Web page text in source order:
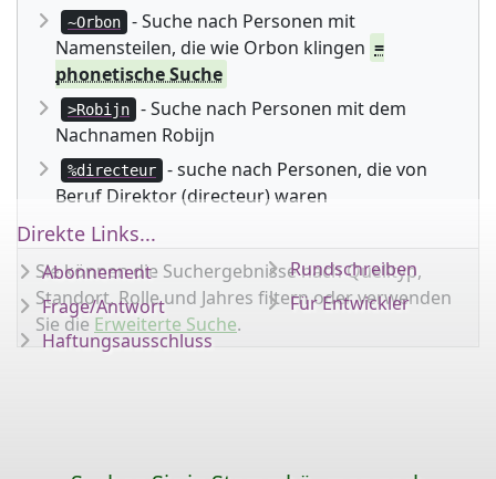
~Orbon
- Suche nach Personen mit
Namensteilen, die wie Orbon klingen =
phonetische Suche
>Robijn
- Suche nach Personen mit dem
Nachnamen Robijn
%directeur
- suche nach Personen, die von
Beruf Direktor (directeur) waren
Sie können die Suchergebnisse nach Quelltyp,
Standort, Rolle und Jahres filtern oder verwenden
Sie die Erweiterte Suche.
Direkte Links...
Abonnement
Frage/Antwort
Haftungsausschluss
Rundschreiben
Für Entwickler